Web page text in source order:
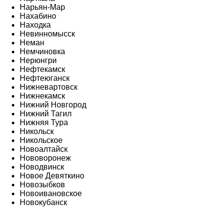
Нарьян-Мар
Нахабино
Находка
Невинномысск
Неман
Немчиновка
Нерюнгри
Нефтекамск
Нефтеюганск
Нижневартовск
Нижнекамск
Нижний Новгород
Нижний Тагил
Нижняя Тура
Никольск
Никольское
Новоалтайск
Нововоронеж
Новодвинск
Новое Девяткино
Новозыбков
Новоивановское
Новокубанск